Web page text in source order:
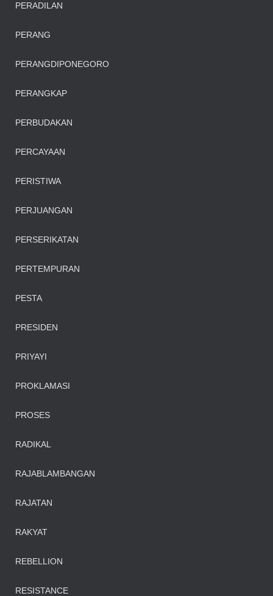
PERADILAN
PERANG
PERANGDIPONEGORO
PERANGKAP
PERBUDAKAN
PERCAYAAN
PERISTIWA
PERJUANGAN
PERSERIKATAN
PERTEMPURAN
PESTA
PRESIDEN
PRIYAYI
PROKLAMASI
PROSES
RADIKAL
RAJABLAMBANGAN
RAJATAN
RAKYAT
REBELLION
RESISTANCE